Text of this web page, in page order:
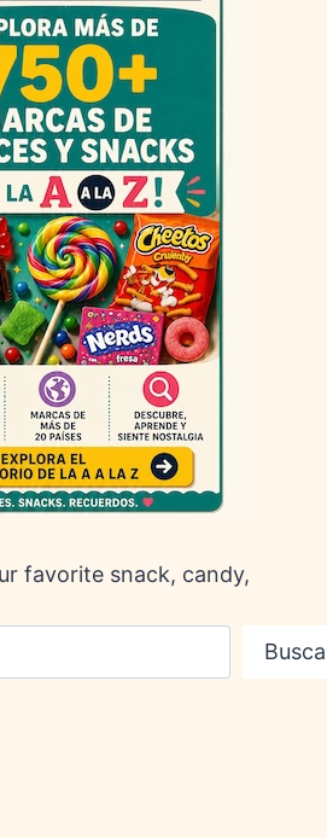
favorite snack, candy,